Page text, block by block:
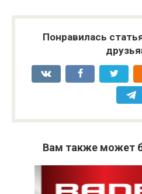
Понравилась
Вам также может